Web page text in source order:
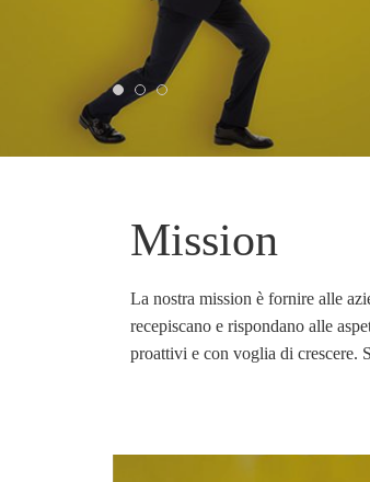
Mission
La nostra mission è fornire alle
recepiscano e rispondano alle
proattivi e con voglia di crescere.